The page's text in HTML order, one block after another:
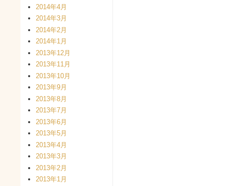
2014年4月
2014年3月
2014年2月
2014年1月
2013年12月
2013年11月
2013年10月
2013年9月
2013年8月
2013年7月
2013年6月
2013年5月
2013年4月
2013年3月
2013年2月
2013年1月